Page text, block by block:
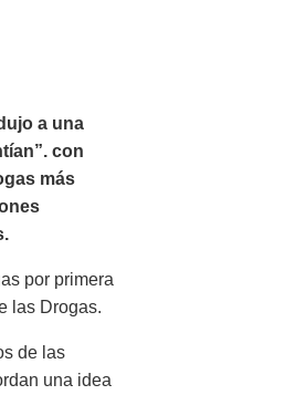
a una
con
más
por primera
las Drogas.
de las
una idea